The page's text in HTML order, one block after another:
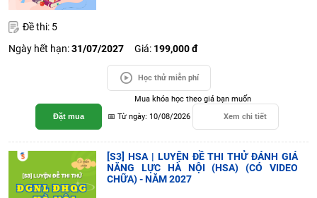
Đề thi: 5
Ngày hết hạn:31/07/2027 Giá: 199,000 đ
Học thử miễn phí
Đặt mua
Mua khóa học theo giá bạn muốn
📅 Từ ngày: 10/08/2026
Xem chi tiết
[S3] HSA | LUYỆN ĐỀ THI THỬ ĐÁNH GIÁ
NĂNG LỰC HÀ NỘI (HSA) (CÓ VIDEO
CHỮA) - NĂM 2027